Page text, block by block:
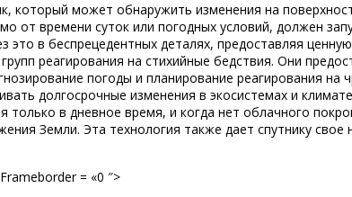
который может обнаружить изменения на
от времени суток или погодных условий, должен
это в беспрецедентных деталях, предоставляя
реагирования на стихийные бедствия. Они
погоды и планирование реагирования на
долгосрочные изменения в экосистемах и
в дневное время, и когда нет облачного
Земли. Эта технология также дает спутнику свое
= «0 ″>